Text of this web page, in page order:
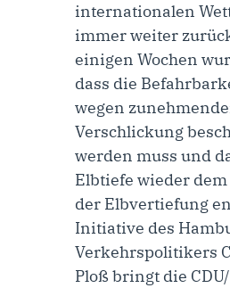
internationalen
immer weiter
einigen Wochen
dass die
wegen
Verschlickung
werden muss und
Elbtiefe wieder
der Elbvertiefung
Initiative des
Verkehrspolitikers
Ploß bringt die